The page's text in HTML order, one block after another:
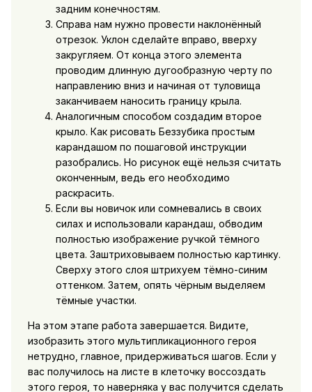
задним конечностям.
Справа нам нужно провести наклонённый
отрезок. Уклон сделайте вправо, вверху
закругляем. От конца этого элемента
проводим длинную дугообразную черту по
направлению вниз и начиная от туловища
заканчиваем наносить границу крыла.
Аналогичным способом создадим второе
крыло. Как рисовать Беззубика простым
карандашом по пошаговой инструкции
разобрались. Но рисунок ещё нельзя считать
оконченным, ведь его необходимо
раскрасить.
Если вы новичок или сомневались в своих
силах и использовали карандаш, обводим
полностью изображение ручкой тёмного
цвета. Заштриховываем полностью картинку.
Сверху этого слоя штрихуем тёмно-синим
оттенком. Затем, опять чёрным выделяем
тёмные участки.
На этом этапе работа завершается. Видите,
изобразить этого мультипликационного героя
нетрудно, главное, придерживаться шагов. Если у
вас получилось на листе в клеточку воссоздать
этого героя, то наверняка у вас получится сделать